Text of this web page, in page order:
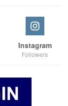
Instagram
Followers